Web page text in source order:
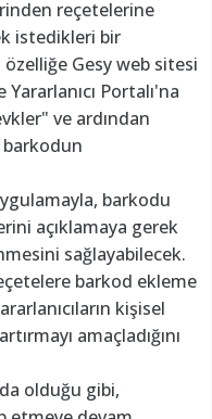
reçetelerine
istedikleri bir
Gesy web sitesi
Portalı'na
ve ardından
barkodu
açıklamaya gerek
sağlayabilecek.
barkod ekleme
kişisel
amaçladığını
olduğu gibi,